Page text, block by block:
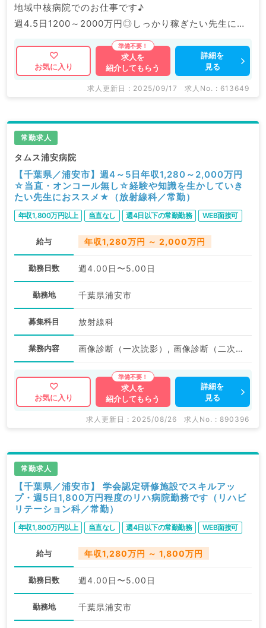
地域中核病院でのお仕事です♪
週4.5日1200～2000万円◎しっかり稼ぎたい先生にも
マイナビDOCTORでは病院やクリニックなどの医療機
関求人はもちろんのこと、
ます。
求人内容の詳細等はお気軽にお問合せ下さい。
お気に入り
求人を
紹介してもらう
詳細を
見る
求人更新日 : 2025/09/17 求人No. : 613649
常勤求人
タムス浦安病院
【千葉県／浦安市】週4～5日年収1,280～2,000万円
☆当直・オンコール無し☆経験や知識を生かしていき
たい先生におススメ★（放射線科／常勤）
年収1,800万円以上 当直なし 週4日以下の常勤勤務 WEB面接可
給与 年収1,280万円 ～ 2,000万円
勤務日数 週4.00日〜5.00日
勤務地 千葉県浦安市
募集科目 放射線科
業務内容 画像診断（一次読影）, 画像診断（二次読影）, その他
お気に入り
求人を
紹介してもらう
詳細を
見る
求人更新日 : 2025/08/26 求人No. : 890396
常勤求人
【千葉県／浦安市】 学会認定研修施設でスキルアッ
プ・週5日1,800万円程度のリハ病院勤務です（リハビ
リテーション科／常勤）
年収1,800万円以上 当直なし 週4日以下の常勤勤務 WEB面接可
給与 年収1,280万円 ～ 1,800万円
勤務日数 週4.00日〜5.00日
勤務地 千葉県浦安市